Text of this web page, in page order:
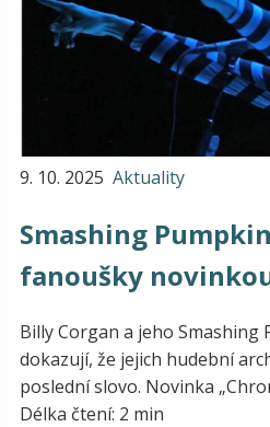
9. 10. 2025 Aktuality
Smashing
fanoušky
Billy Corgan a jeho Smashing
dokazují, že jejich hudební
poslední slovo. Novinka
Délka čtení: 2 min